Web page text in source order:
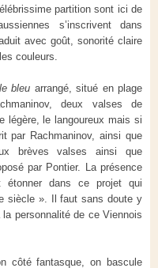
partition sont ici de
s’inscrivent dans
avec goût, sonorité claire
couleurs.
bleu arrangé, situé en plage
deux valses de
légère, le langoureux mais si
par Rachmaninov, ainsi que
brèves valses ainsi que
par Pontier. La présence
étonner dans ce projet qui
siècle ». Il faut sans doute y
personnalité de ce Viennois
côté fantasque, on bascule